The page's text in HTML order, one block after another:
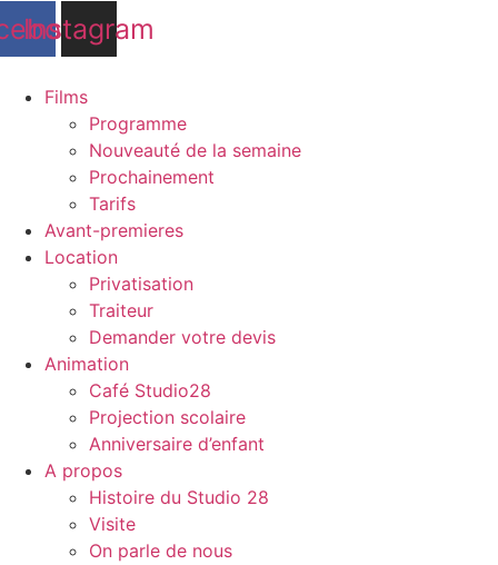
Instagram
Films
Programme
Nouveauté de la semaine
Prochainement
Tarifs
Avant-premieres
Location
Privatisation
Traiteur
Demander votre devis
Animation
Café Studio28
Projection scolaire
Anniversaire d’enfant
A propos
Histoire du Studio 28
Visite
On parle de nous